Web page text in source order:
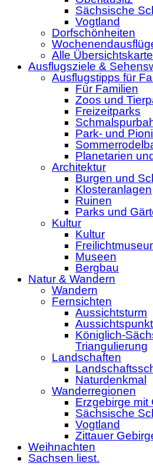
Sächsische
Vogtland
Dorfschönheiten
Alle
Ausflugsziele &
Ausflugstipps für
Für Familien
Zoos und
Freizeitparks
Park- und
Planetarien
Architektur
Burgen und
Klosteranlagen
Ruinen
Parks und
Kultur
Kultur
Museen
Bergbau
Natur & Wandern
Wandern
Fernsichten
Aussichtsturm
Aussichtspunkt
Königlich-
Triangulierung
Landschaften
Naturdenkmal
Wanderregionen
Erzgebirge mit
Sächsische
Vogtland
Zittauer
Weihnachten
Sachsen liest.